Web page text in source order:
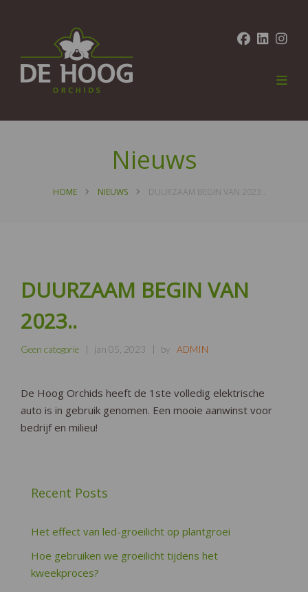
Nieuws
HOME NIEUWS DUURZAAM BEGIN VAN 2023..
DUURZAAM BEGIN VAN
2023..
Geen categorie jan 05, 2023 by ADMIN
De Hoog Orchids heeft de 1ste volledig elektrische
auto is in gebruik genomen. Een mooie aanwinst voor
bedrijf en milieu!
Recent Posts
Het effect van led-groeilicht op plantgroei
Hoe gebruiken we groeilicht tijdens het
kweekproces?